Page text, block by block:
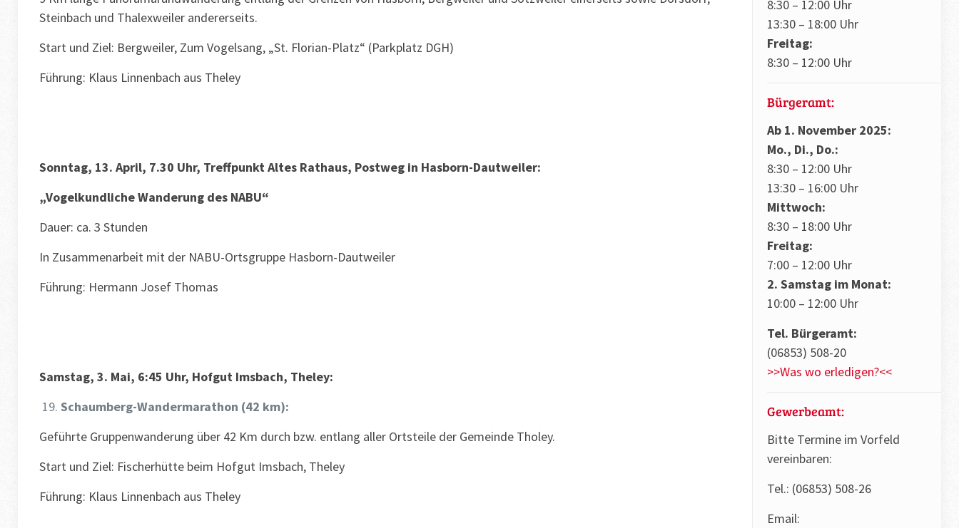
Steinbach und Thalexweiler andererseits.
Start und Ziel: Bergweiler, Zum Vogelsang, „St. Florian-Platz“ (Parkplatz DGH)
Führung: Klaus Linnenbach aus Theley
Sonntag, 13. April, 7.30 Uhr, Treffpunkt Altes Rathaus, Postweg in Hasborn-Dautweiler:
„Vogelkundliche Wanderung des NABU“
Dauer: ca. 3 Stunden
In Zusammenarbeit mit der NABU-Ortsgruppe Hasborn-Dautweiler
Führung: Hermann Josef Thomas
Samstag, 3. Mai, 6:45 Uhr, Hofgut Imsbach, Theley:
Schaumberg-Wandermarathon (42 km):
Geführte Gruppenwanderung über 42 Km durch bzw. entlang aller Ortsteile der Gemeinde Tholey.
Start und Ziel: Fischerhütte beim Hofgut Imsbach, Theley
Führung: Klaus Linnenbach aus Theley
8:30 – 12:00 Uhr
13:30 – 18:00 Uhr
Freitag:
8:30 – 12:00 Uhr
Bürgeramt:
Ab 1. November 2025:
Mo., Di., Do.:
8:30 – 12:00 Uhr
13:30 – 16:00 Uhr
Mittwoch:
8:30 – 18:00 Uhr
Freitag:
7:00 – 12:00 Uhr
2. Samstag im Monat:
10:00 – 12:00 Uhr
Tel. Bürgeramt:
(06853) 508-20
>>Was wo erledigen?<<
Gewerbeamt:
Bitte Termine im Vorfeld
vereinbaren:
Tel.: (06853) 508-26
Email: